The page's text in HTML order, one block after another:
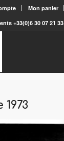
Mon panier
+33(0)6 30 07 21 33